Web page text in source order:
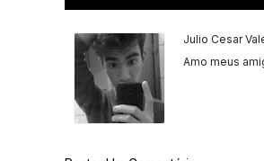
Julio Cesar
Amo meus